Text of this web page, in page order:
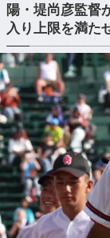
陽・堤尚彦監督
入り上限を満た